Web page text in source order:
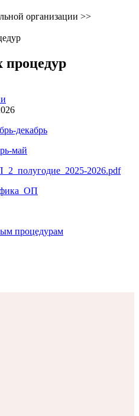
организации >>
декабрь
май
2026.pdf
процедурам